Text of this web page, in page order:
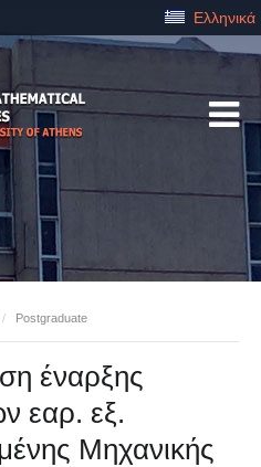
Ελληνικά
/ Postgraduate
έναρξης
εαρ. εξ.
Μηχανικής